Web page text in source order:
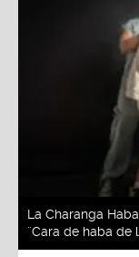
La Charanga
¨Cara de haba de